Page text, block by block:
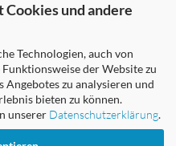
und andere
Technologien, auch von
der Website zu
Angebotes zu analysieren und
bieten zu können.
unserer Datenschutzerklärung.